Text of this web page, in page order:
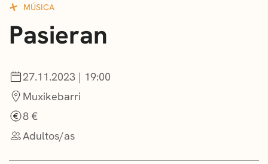
NOTICIAS
GETXO KULTURA
ASOCIACIONES CULTURALES
MÚSICA
Pasieran
27.11.2023 | 19:00
Muxikebarri
8 €
Adultos/as